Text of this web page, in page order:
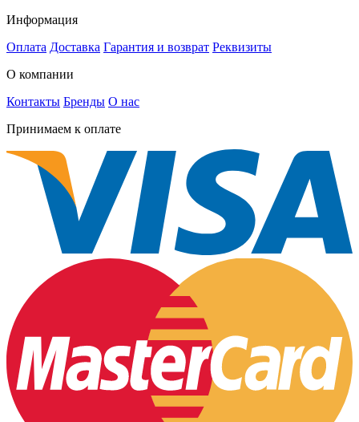
Информация
Оплата Доставка Гарантия и возврат Реквизиты
О компании
Контакты Бренды О нас
Принимаем к оплате